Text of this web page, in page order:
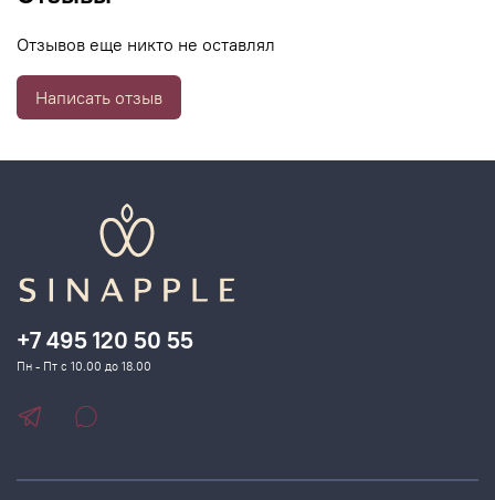
Отзывов еще никто не оставлял
Написать отзыв
+7 495 120 50 55
Пн - Пт с 10.00 до 18.00